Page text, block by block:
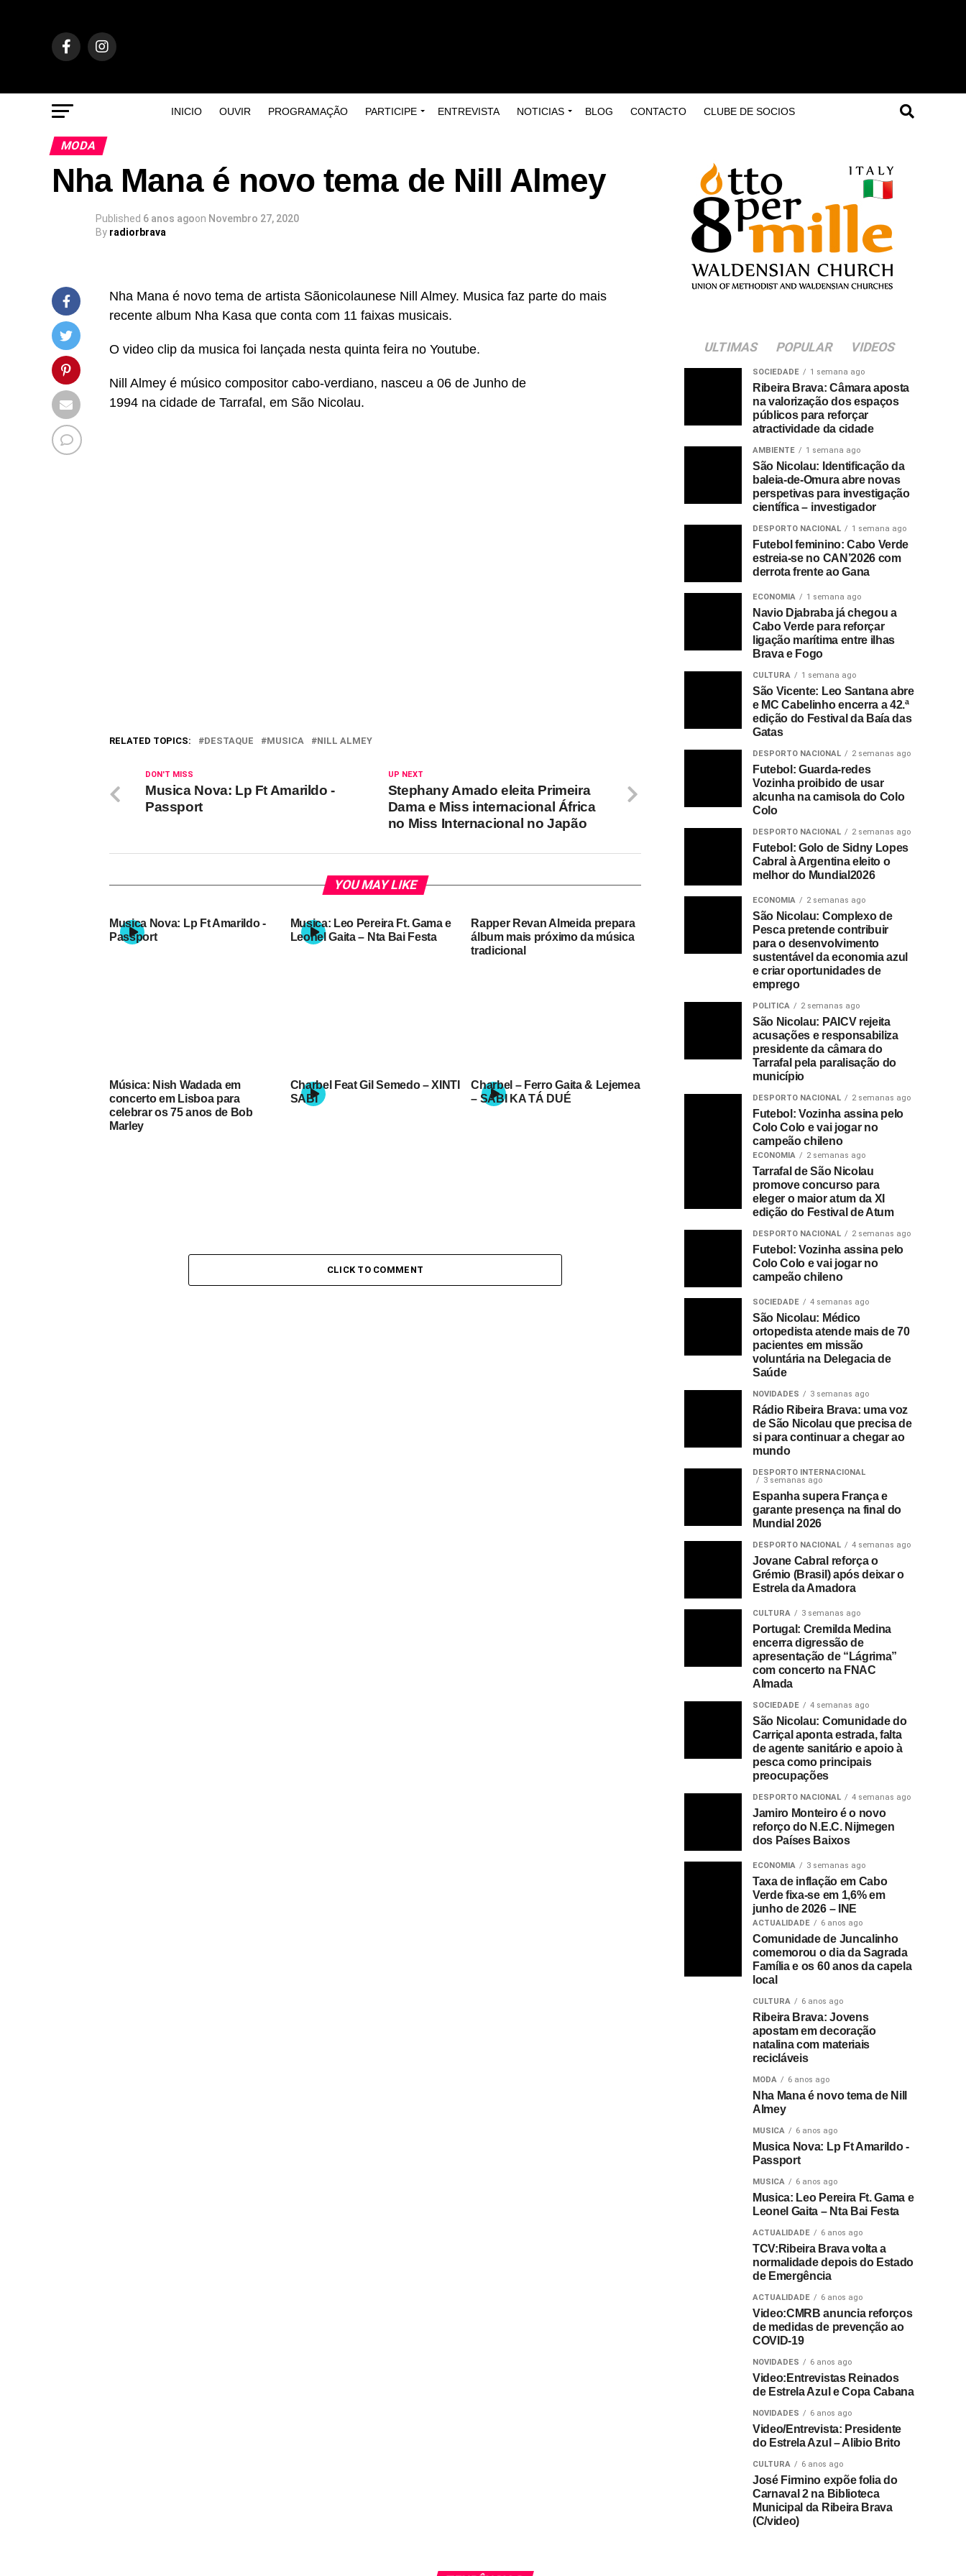
INICIO OUVIR PROGRAMAÇÃO PARTICIPE ENTREVISTA NOTICIAS BLOG CONTACTO CLUBE DE SOCIOS
MODA
Nha Mana é novo tema de Nill Almey
Published 6 anos agoon Novembro 27, 2020
By radiorbrava
Nha Mana é novo tema de artista Sãonicolaunese Nill Almey. Musica faz parte do mais
recente album Nha Kasa que conta com 11 faixas musicais.
O video clip da musica foi lançada nesta quinta feira no Youtube.
Nill Almey é músico compositor cabo-verdiano, nasceu a 06 de Junho de
1994 na cidade de Tarrafal, em São Nicolau.
RELATED TOPICS: DESTAQUE MUSICA NILL ALMEY
UP NEXT
Stephany Amado eleita Primeira
Dama e Miss internacional África
no Miss Internacional no Japão
DON'T MISS
Musica Nova: Lp Ft Amarildo -
Passport
YOU MAY LIKE
Musica Nova: Lp Ft Amarildo -
Passport
Musica: Leo Pereira Ft. Gama e
Leonel Gaita – Nta Bai Festa
Rapper Revan Almeida prepara
álbum mais próximo da música
tradicional
Música: Nish Wadada em
concerto em Lisboa para
celebrar os 75 anos de Bob
Marley
Charbel Feat Gil Semedo – XINTI
SABI
Charbel – Ferro Gaita & Lejemea
– SABI KA TÁ DUÉ
CLICK TO COMMENT
ULTIMAS POPULAR VIDEOS
SOCIEDADE 1 semana ago
Ribeira Brava: Câmara aposta
na valorização dos espaços
públicos para reforçar
atractividade da cidade
AMBIENTE 1 semana ago
São Nicolau: Identificação da
baleia-de-Omura abre novas
perspetivas para investigação
científica – investigador
DESPORTO NACIONAL 1 semana ago
Futebol feminino: Cabo Verde
estreia-se no CAN’2026 com
derrota frente ao Gana
ECONOMIA 1 semana ago
Navio Djabraba já chegou a
Cabo Verde para reforçar
ligação marítima entre ilhas
Brava e Fogo
CULTURA 1 semana ago
São Vicente: Leo Santana abre
e MC Cabelinho encerra a 42.ª
edição do Festival da Baía das
Gatas
DESPORTO NACIONAL 2 semanas ago
Futebol: Guarda-redes
Vozinha proibido de usar
alcunha na camisola do Colo
Colo
DESPORTO NACIONAL 2 semanas ago
Futebol: Golo de Sidny Lopes
Cabral à Argentina eleito o
melhor do Mundial2026
ECONOMIA 2 semanas ago
São Nicolau: Complexo de
Pesca pretende contribuir
para o desenvolvimento
sustentável da economia azul
e criar oportunidades de
emprego
POLITICA 2 semanas ago
São Nicolau: PAICV rejeita
acusações e responsabiliza
presidente da câmara do
Tarrafal pela paralisação do
município
DESPORTO NACIONAL 2 semanas ago
Futebol: Vozinha assina pelo
Colo Colo e vai jogar no
campeão chileno
ECONOMIA 2 semanas ago
Tarrafal de São Nicolau
promove concurso para
eleger o maior atum da XI
edição do Festival de Atum
DESPORTO NACIONAL 2 semanas ago
Futebol: Vozinha assina pelo
Colo Colo e vai jogar no
campeão chileno
SOCIEDADE 4 semanas ago
São Nicolau: Médico
ortopedista atende mais de 70
pacientes em missão
voluntária na Delegacia de
Saúde
NOVIDADES 3 semanas ago
Rádio Ribeira Brava: uma voz
de São Nicolau que precisa de
si para continuar a chegar ao
mundo
DESPORTO INTERNACIONAL
3 semanas ago
Espanha supera França e
garante presença na final do
Mundial 2026
DESPORTO NACIONAL 4 semanas ago
Jovane Cabral reforça o
Grémio (Brasil) após deixar o
Estrela da Amadora
CULTURA 3 semanas ago
Portugal: Cremilda Medina
encerra digressão de
apresentação de “Lágrima”
com concerto na FNAC
Almada
SOCIEDADE 4 semanas ago
São Nicolau: Comunidade do
Carriçal aponta estrada, falta
de agente sanitário e apoio à
pesca como principais
preocupações
DESPORTO NACIONAL 4 semanas ago
Jamiro Monteiro é o novo
reforço do N.E.C. Nijmegen
dos Países Baixos
ECONOMIA 3 semanas ago
Taxa de inflação em Cabo
Verde fixa-se em 1,6% em
junho de 2026 – INE
ACTUALIDADE 6 anos ago
Comunidade de Juncalinho
comemorou o dia da Sagrada
Família e os 60 anos da capela
local
CULTURA 6 anos ago
Ribeira Brava: Jovens
apostam em decoração
natalina com materiais
recicláveis
MODA 6 anos ago
Nha Mana é novo tema de Nill
Almey
MUSICA 6 anos ago
Musica Nova: Lp Ft Amarildo -
Passport
MUSICA 6 anos ago
Musica: Leo Pereira Ft. Gama e
Leonel Gaita – Nta Bai Festa
ACTUALIDADE 6 anos ago
TCV:Ribeira Brava volta a
normalidade depois do Estado
de Emergência
ACTUALIDADE 6 anos ago
Video:CMRB anuncia reforços
de medidas de prevenção ao
COVID-19
NOVIDADES 6 anos ago
Video:Entrevistas Reinados
de Estrela Azul e Copa Cabana
NOVIDADES 6 anos ago
Video/Entrevista: Presidente
do Estrela Azul – Alibio Brito
CULTURA 6 anos ago
José Firmino expõe folia do
Carnaval 2 na Biblioteca
Municipal da Ribeira Brava
(C/video)